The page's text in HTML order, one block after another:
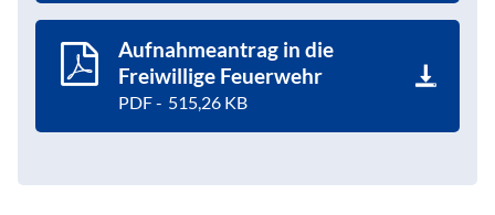
Aufnahmeantrag in die
Freiwillige Feuerwehr
515,26 KB